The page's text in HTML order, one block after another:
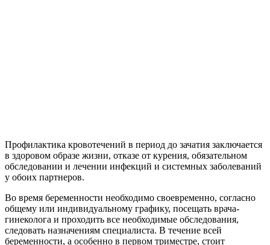
Профилактика кровотечений в период до зачатия заключается
в здоровом образе жизни, отказе от курения, обязательном
обследовании и лечении инфекций и системных заболеваний
у обоих партнеров.
Во время беременности необходимо своевременно, согласно
общему или индивидуальному графику, посещать врача-
гинеколога и проходить все необходимые обследования,
следовать назначениям специалиста. В течение всей
беременности, а особенно в первом триместре, стоит